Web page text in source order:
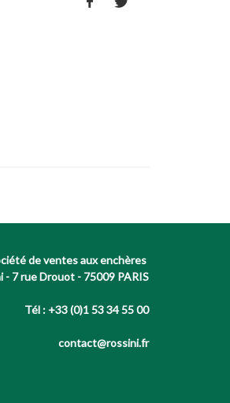
de ventes aux enchères
- 7 rue Drouot - 75009 PARIS
Tél : +33 (0)1 53 34 55 00
contact@rossini.fr